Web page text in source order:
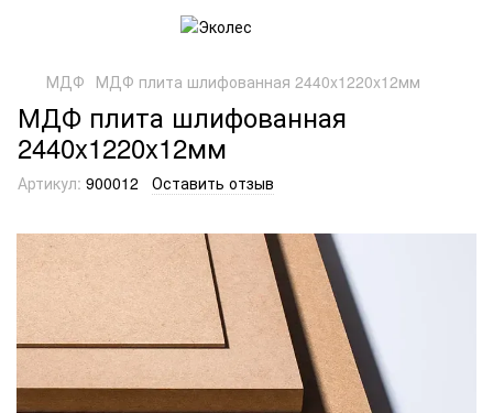
МДФ МДФ плита шлифованная 2440x1220x12мм
МДФ плита шлифованная
2440x1220x12мм
Артикул: 900012 Оставить отзыв